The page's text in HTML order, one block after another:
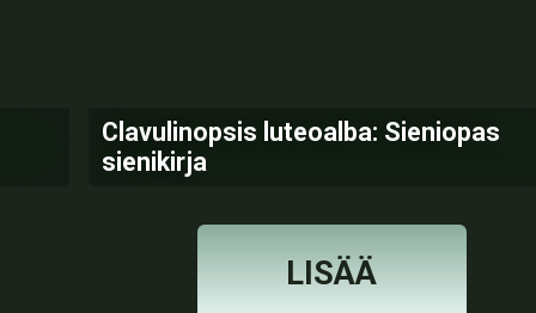
Clavulinopsis luteoalba: Sieniopas
sienikirja
LISÄÄ